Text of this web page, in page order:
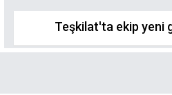
Teşkilat'ta ekip yeni